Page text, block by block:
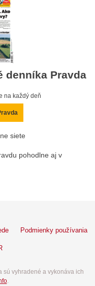
denníka Pravda
na každý deň
siete
pohodlne aj v
Podmienky používania
sú vyhradené a vykonáva ich
.